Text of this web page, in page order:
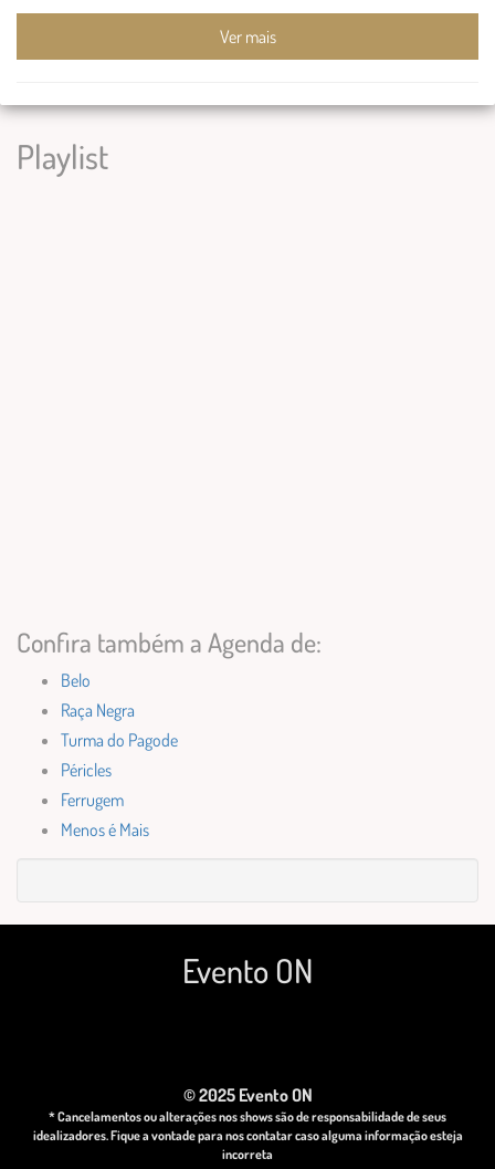
Ver mais
Playlist
Confira também a Agenda de:
Belo
Raça Negra
Turma do Pagode
Péricles
Ferrugem
Menos é Mais
Evento ON
© 2025 Evento ON
* Cancelamentos ou alterações nos shows são de responsabilidade de seus
idealizadores. Fique a vontade para nos contatar caso alguma informação esteja
incorreta